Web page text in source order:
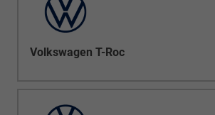
Volkswagen T-Roc